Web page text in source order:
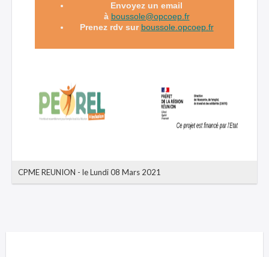
Envoyez un email
à boussole@opcoep.fr
Prenez rdv sur boussole.opcoep.fr
CPME REUNION - le Lundi 08 Mars 2021